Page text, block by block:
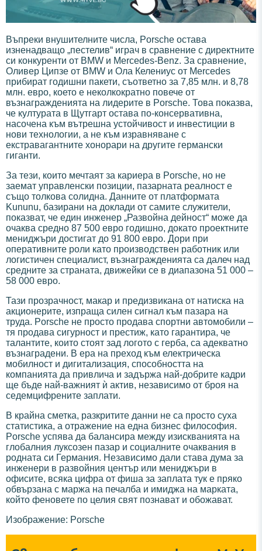
Въпреки внушителните числа, Porsche остава
изненадващо „пестелив“ играч в сравнение с директните
си конкуренти от BMW и Mercedes-Benz. За сравнение,
Оливер Ципзе от BMW и Ола Келениус от Mercedes
прибират годишни пакети, съответно за 7,85 млн. и 8,78
млн. евро, което е неколкократно повече от
възнагражденията на лидерите в Porsche. Това показва,
че културата в Щутгарт остава по-консервативна,
насочена към вътрешна устойчивост и инвестиции в
нови технологии, а не към изравняване с
екстравагантните хонорари на другите германски
гиганти.
За тези, които мечтаят за кариера в Porsche, но не
заемат управленски позиции, пазарната реалност е
също толкова солидна. Данните от платформата
Kununu, базирани на доклади от самите служители,
показват, че един инженер „Развойна дейност“ може да
очаква средно 87 500 евро годишно, докато проектните
мениджъри достигат до 91 800 евро. Дори при
оперативните роли като производствен работник или
логистичен специалист, възнагражденията са далеч над
средните за страната, движейки се в диапазона 51 000 –
58 000 евро.
Тази прозрачност, макар и предизвикана от натиска на
акционерите, изпраща силен сигнал към пазара на
труда. Porsche не просто продава спортни автомобили –
тя продава сигурност и престиж, като гарантира, че
талантите, които стоят зад логото с герба, са адекватно
възнаградени. В ера на преход към електрическа
мобилност и дигитализация, способността на
компанията да привлича и задържа най-добрите кадри
ще бъде най-важният ѝ актив, независимо от броя на
седемцифрените заплати.
В крайна сметка, разкритите данни не са просто суха
статистика, а отражение на една бизнес философия.
Porsche успява да балансира между изискванията на
глобалния луксозен пазар и социалните очаквания в
родната си Германия. Независимо дали става дума за
инженери в развойния център или мениджъри в
офисите, всяка цифра от фиша за заплата тук е пряко
обвързана с маржа на печалба и имиджа на марката,
който феновете по целия свят познават и обожават.
Изображение: Porsche